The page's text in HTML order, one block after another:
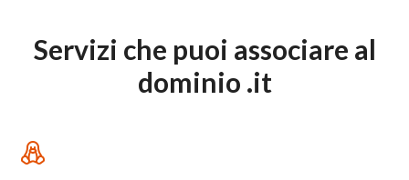
Servizi che puoi associare al
dominio .it